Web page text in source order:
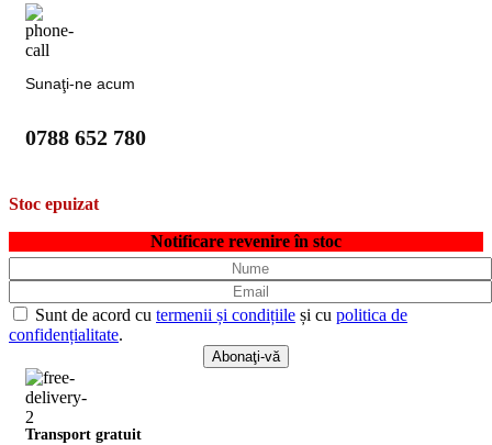
Sunaţi-ne acum
0788 652 780
Stoc epuizat
Notificare revenire în stoc
Sunt de acord cu termenii și condițiile și cu politica de
confidențialitate.
Transport gratuit